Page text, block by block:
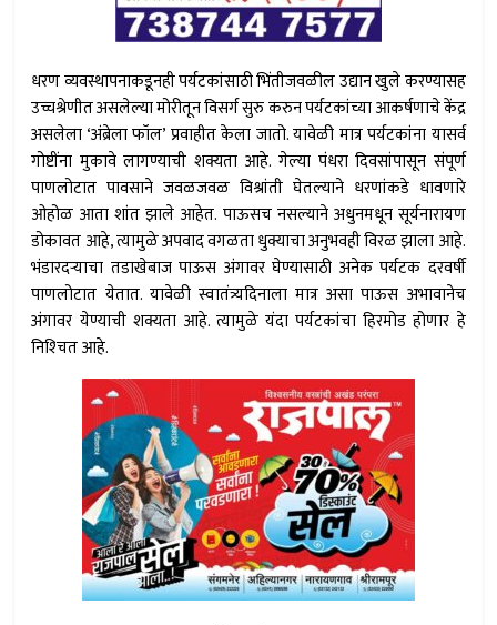
धरण व्यवस्थापनाकडूनही पर्यटकांसाठी भिंतीजवळील उद्यान खुले करण्यासह
उच्चश्रेणीत असलेल्या मोरीतून विसर्ग सुरु करुन पर्यटकांच्या आकर्षणाचे केंद्र
असलेला ‘अंब्रेला फॉल’ प्रवाहीत केला जातो. यावेळी मात्र पर्यटकांना यासर्व
गोष्टींना मुकावे लागण्याची शक्यता आहे. गेल्या पंधरा दिवसांपासून संपूर्ण
पाणलोटात पावसाने जवळजवळ विश्रांती घेतल्याने धरणांकडे धावणारे
ओहोळ आता शांत झाले आहेत. पाऊसच नसल्याने अधुनमधून सूर्यनारायण
डोकावत आहे, त्यामुळे अपवाद वगळता धुक्याचा अनुभवही विरळ झाला आहे.
भंडारदर्‍याचा तडाखेबाज पाऊस अंगावर घेण्यासाठी अनेक पर्यटक दरवर्षी
पाणलोटात येतात. यावेळी स्वातंत्र्यदिनाला मात्र असा पाऊस अभावानेच
अंगावर येण्याची शक्यता आहे. त्यामुळे यंदा पर्यटकांचा हिरमोड होणार हे
निश्‍चित आहे.